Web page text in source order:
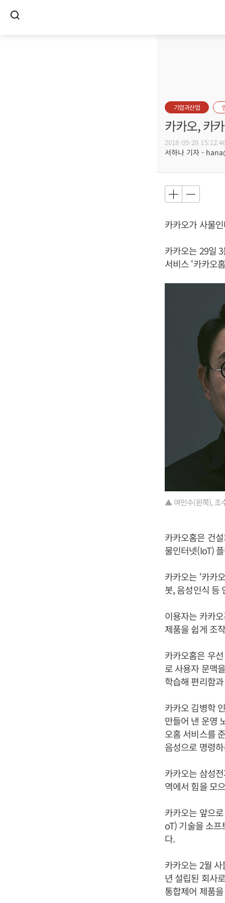
기업과산업
카카오, 카
2018-05-29
서하나 기자 -
카카오가 사물
카카오는 29일
서비스 ‘카카오
▲ 여민수(왼쪽), 조
카카오홈은 건
물인터넷(IoT)
카카오는 ‘카카
봇, 음성인식 등
이용자는 카카
제품을 쉽게 조
카카오홈은 우
로 사용자 문맥
학습해 편리함
카카오 김병학
만들어 낸 운영
오홈 서비스를
음성으로 명령
카카오는 삼성
역에서 힘을 모
카카오는 앞으
oT) 기술을 소
다.
카카오는 2월
년 설립된 회사
통합제어 제품